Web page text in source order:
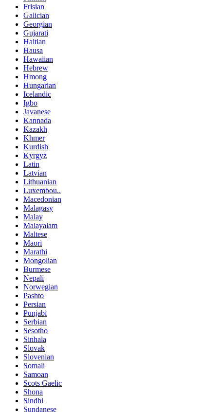
Frisian
Galician
Georgian
Gujarati
Haitian
Hausa
Hawaiian
Hebrew
Hmong
Hungarian
Icelandic
Igbo
Javanese
Kannada
Kazakh
Khmer
Kurdish
Kyrgyz
Latin
Latvian
Lithuanian
Luxembou..
Macedonian
Malagasy
Malay
Malayalam
Maltese
Maori
Marathi
Mongolian
Burmese
Nepali
Norwegian
Pashto
Persian
Punjabi
Serbian
Sesotho
Sinhala
Slovak
Slovenian
Somali
Samoan
Scots Gaelic
Shona
Sindhi
Sundanese